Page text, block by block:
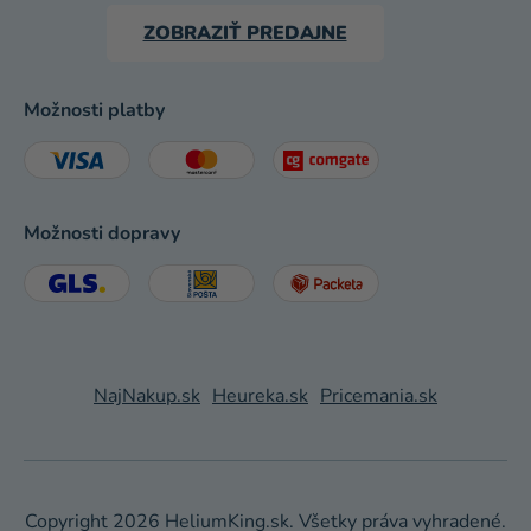
ZOBRAZIŤ PREDAJNE
Možnosti platby
Možnosti dopravy
NajNakup.sk Heureka.sk Pricemania.sk
Copyright 2026 HeliumKing.sk. Všetky práva vyhradené.